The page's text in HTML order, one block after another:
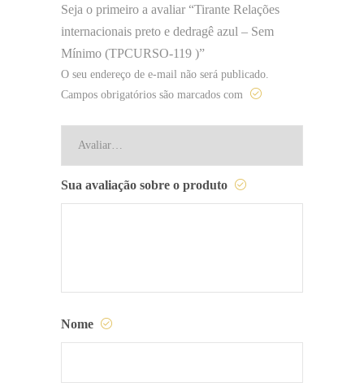
Seja o primeiro a avaliar “Tirante Relações
internacionais preto e dedragê azul – Sem
Mínimo (TPCURSO-119 )”
O seu endereço de e-mail não será publicado.
Campos obrigatórios são marcados com
Sua avaliação sobre o produto
Nome